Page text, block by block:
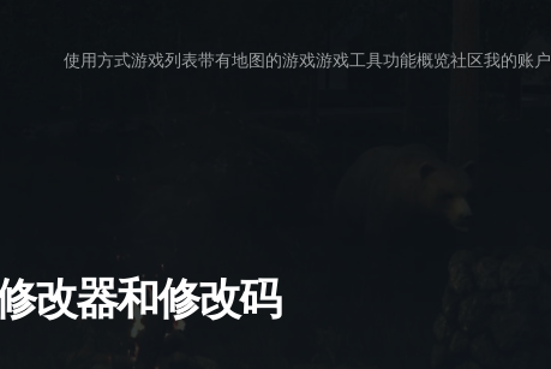
使用方式游戏列表带有地图的游戏游戏工具功能概览社区我的账户
改器和修改码